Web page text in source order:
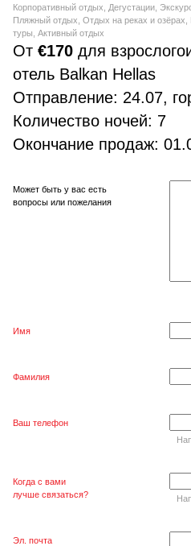
Корпоративный отдых, Дегустации,
Пляжный отдых, Отдых на реках и озёрах,
туры, Активный отдых
От €170 для
отель Balkan Hellas
Отправление: 24.07,
Количество ночей: 7
Окончание продаж:
Может быть у вас есть
вопросы или пожелания
Имя
Фамилия
Ваш телефон
Когда с вами
лучше связаться?
Эл. почта